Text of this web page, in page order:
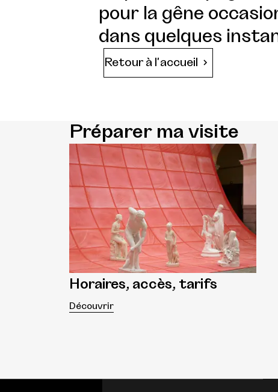
pour la gêne
dans quelques
Retour à l'accueil
Préparer ma visite
Horaires, accès, tarifs
Découvrir